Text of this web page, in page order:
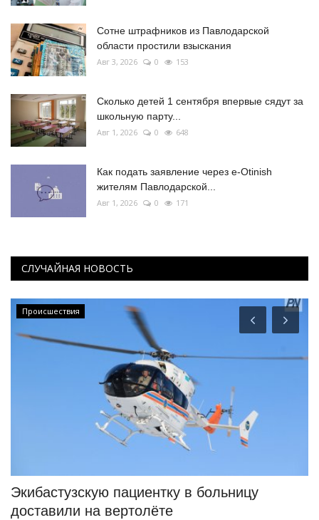
Сотне штрафников из Павлодарской
области простили взыскания
Авг 3, 2026 0 153
Сколько детей 1 сентября впервые сядут за
школьную парту...
Авг 1, 2026 0 648
Как подать заявление через e-Otinish
жителям Павлодарской...
Авг 1, 2026 0 171
СЛУЧАЙНАЯ НОВОСТЬ
Происшествия
Экибастузскую пациентку в больницу
доставили на вертолёте